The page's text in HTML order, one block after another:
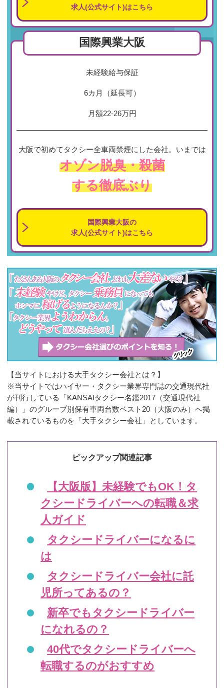
求人(公式サイト)はこちら
国際興業大阪
未経験給与保証
6カ月（延長可）
月額22-26万円
大阪で初めてタクシー全車両禁煙にした会社。いまでは
オゾン脱臭・殺菌
する徹底ぶり
国際興業大阪の
求人(公式サイト)はこちら
【当サイトにおける大手タクシー会社とは？】
※当サイトではハイヤー・タクシー業界専門誌の交通現代社
が刊行している「KANSAIタクシー名鑑2017（交通現代社
編）」のグループ別保有車両台数ベスト20（大阪のみ）へ掲
載されているものを「大手タクシー会社」としています。
ピックアップ関連記事
【大阪版】未経験でもOK！タ
クシードライバーへの転職＆求
人ガイド
タクシードライバーになるに
は
タクシードライバー会社に託
児所ってあるの？
新卒でもタクシードライバー
になれるの？
40代でタクシードライバーへ
転職するのがおすすめ